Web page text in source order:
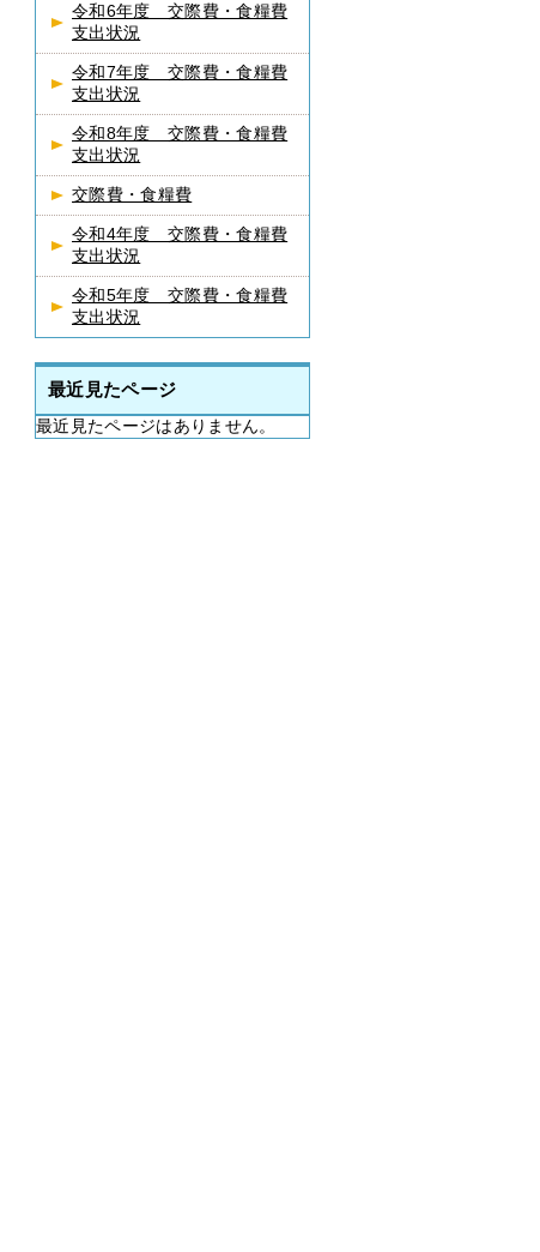
令和6年度 交際費・食糧費
支出状況
令和7年度 交際費・食糧費
支出状況
令和8年度 交際費・食糧費
支出状況
交際費・食糧費
令和4年度 交際費・食糧費
支出状況
令和5年度 交際費・食糧費
支出状況
最近見たページ
最近見たページはありません。